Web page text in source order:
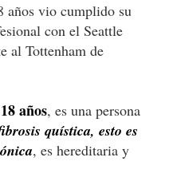
años vio cumplido su
con el Seattle
al Tottenham de
años, es una persona
quística, esto es
, es hereditaria y